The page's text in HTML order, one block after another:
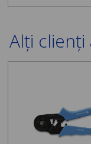
Alți clienți